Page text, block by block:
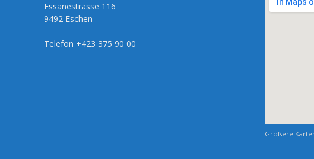
Essanestrasse 116
9492 Eschen
Telefon +423 375 90 00
Größere